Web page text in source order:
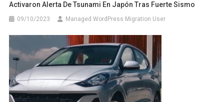
Activaron Alerta De Tsunami En Japón Tras Fuerte Sismo
09/10/2023 Managed WordPress Migration User